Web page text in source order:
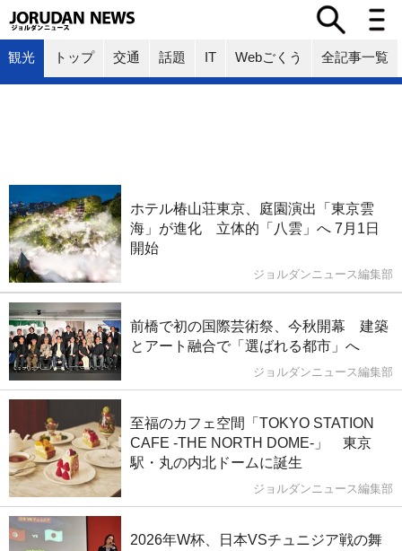
観光 トップ 交通 話題 IT Webごくう 全記事一覧
ホテル椿山荘東京、庭園演出「東京雲
海」が進化 立体的「八雲」へ 7月1日
開始
ジョルダンニュース編集部
前橋で初の国際芸術祭、今秋開幕 建築
とアート融合で「選ばれる都市」へ
ジョルダンニュース編集部
至福のカフェ空間「TOKYO STATION
CAFE -THE NORTH DOME-」 東京
駅・丸の内北ドームに誕生
ジョルダンニュース編集部
2026年W杯、日本VSチュニジア戦の舞